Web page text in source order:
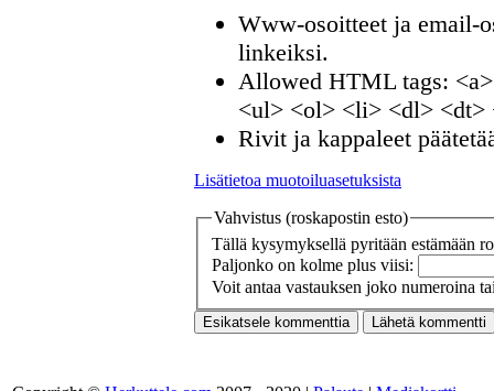
Www-osoitteet ja email-
linkeiksi.
Allowed HTML tags:
<ul> <ol> <li> <dl> <dt>
Rivit ja kappaleet
Lisätietoa muotoiluasetuksista
Vahvistus (roskapostin esto)
Tällä kysymyksellä pyritään estämään
Paljonko on kolme plus viisi:
Voit antaa vastauksen joko numeroina